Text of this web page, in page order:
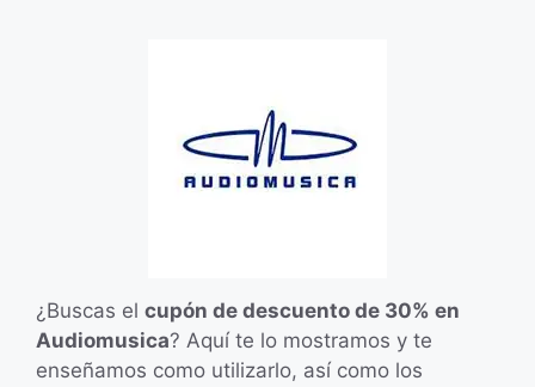
¿Buscas el cupón de descuento de 30% en
Audiomusica? Aquí te lo mostramos y te
enseñamos como utilizarlo, así como los